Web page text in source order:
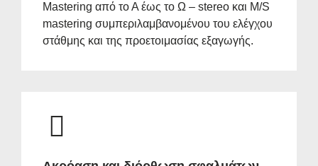
Mastering από το Α έως το Ω – stereo και M/S
mastering συμπεριλαμβανομένου του ελέγχου
στάθμης και της προετοιμασίας εξαγωγής.